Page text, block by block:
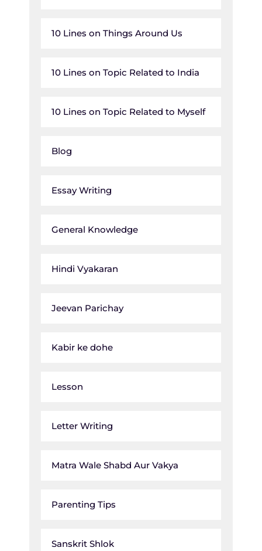
10 Lines on Things Around Us
10 Lines on Topic Related to India
10 Lines on Topic Related to Myself
Blog
Essay Writing
General Knowledge
Hindi Vyakaran
Jeevan Parichay
Kabir ke dohe
Lesson
Letter Writing
Matra Wale Shabd Aur Vakya
Parenting Tips
Sanskrit Shlok